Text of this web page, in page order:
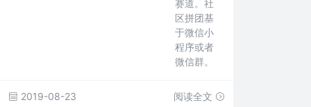
赛道。社
区拼团基
于微信小
程序或者
微信群。
2019-08-23 阅读全文